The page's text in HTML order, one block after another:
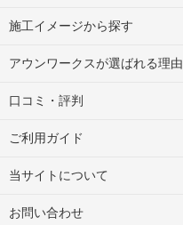
施工イメージから探す
アウンワークスが選ばれる理由
口コミ・評判
ご利用ガイド
当サイトについて
お問い合わせ